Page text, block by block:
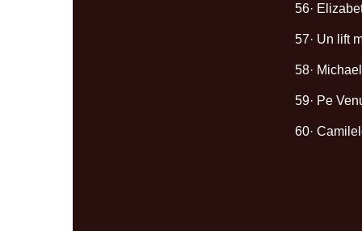
56·
57· Un lift
58·
59· Pe
60·